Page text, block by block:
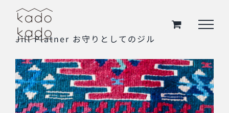
Skip
contentJill Platner お守りとしてのジル